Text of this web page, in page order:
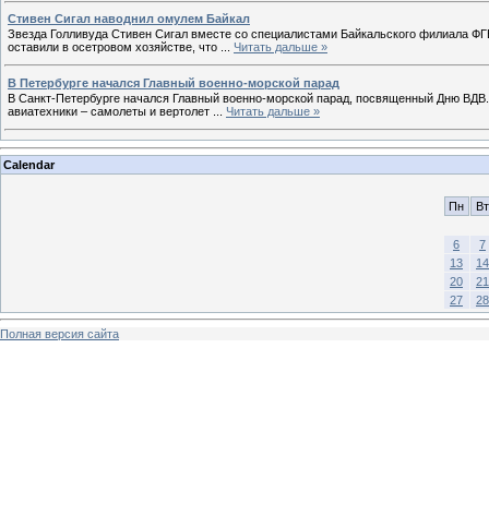
Стивен Сигал наводнил омулем Байкал
Звезда Голливуда Стивен Сигал вместе со специалистами Байкальского филиала
оставили в осетровом хозяйстве, что
Читать дальше »
В Петербурге начался Главный военно-морской парад
В Санкт-Петербурге начался Главный военно-морской парад, посвященный Дню
авиатехники – самолеты и вертолет
Читать дальше »
Calendar
Пн Вт
6
7
13
14
20
21
27
28
Полная версия сайта